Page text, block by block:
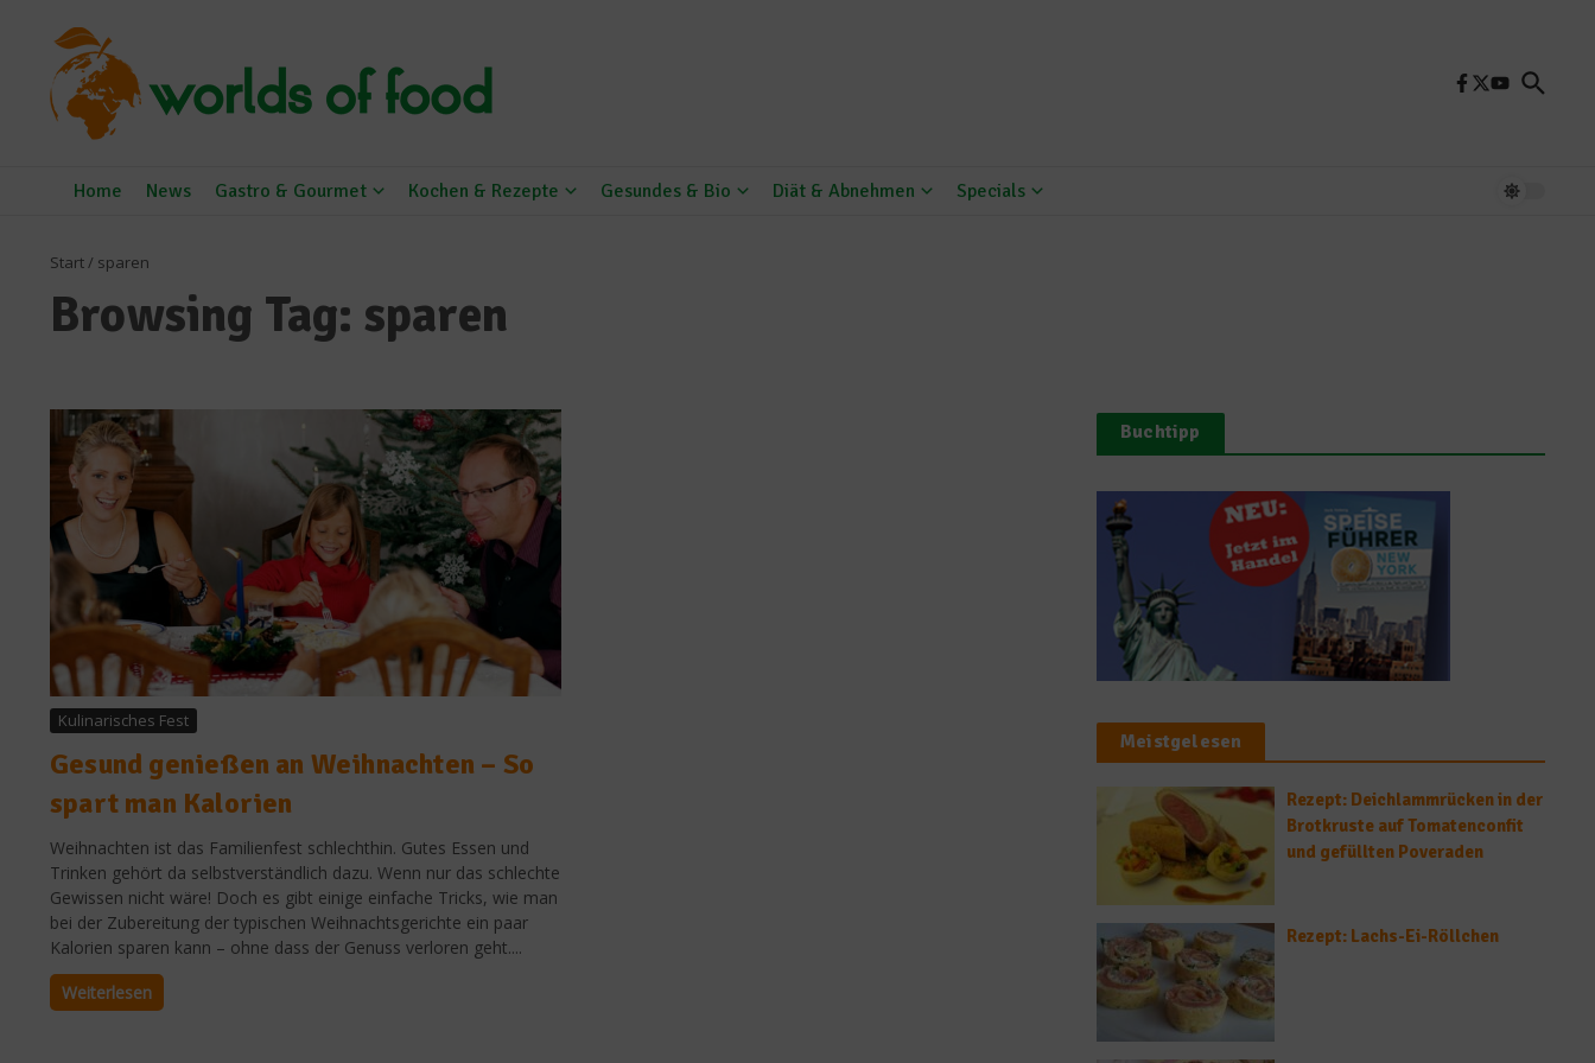
Home News Gastro & Gourmet Kochen & Rezepte Gesundes & Bio Diät & Abnehmen Specials
Start/ sparen
Browsing Tag: sparen
Kulinarisches Fest
Gesund genießen an Weihnachten – So
spart man Kalorien
Weihnachten ist das Familienfest schlechthin. Gutes Essen und
Trinken gehört da selbstverständlich dazu. Wenn nur das schlechte
Gewissen nicht wäre! Doch es gibt einige einfache Tricks, wie man
bei der Zubereitung der typischen Weihnachtsgerichte ein paar
Kalorien sparen kann – ohne dass der Genuss verloren geht....
Weiterlesen
Buchtipp
Meistgelesen
Rezept: Deichlammrücken in der
Brotkruste auf Tomatenconfit
und gefüllten Poveraden
Rezept: Lachs-Ei-Röllchen